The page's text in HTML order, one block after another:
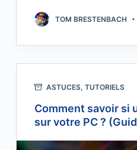
TOM BRESTENBACH
ASTUCES, TUTORIELS
Comment savoir si
sur votre PC ?